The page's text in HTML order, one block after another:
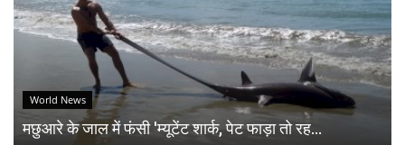
World News
मछुआरे के जाल में फंसी 'म्यूटेंट शार्क, पेट फाड़ा तो रह...